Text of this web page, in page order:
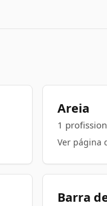
Areia
1
Ver página
Barra